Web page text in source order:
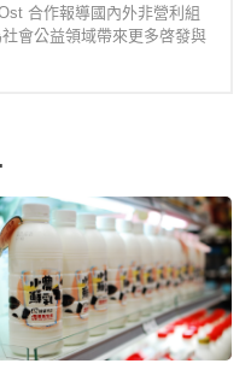
合作報導國內外非營利組
會公益領域帶來更多啓發與